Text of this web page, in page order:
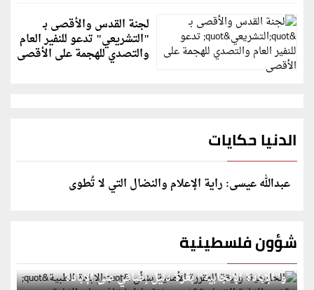
لجنة القدس والأقصى بـ
"التشريعي" تدعو للنفير العام
والتصدي للهجمة على الأقصى
الدنيا حكايات
عبدالله عيسى: راية الإعلام والنضال التي لا تُطوى
شؤون فلسطينية
الخارجية: وثيقة المقررة الأممية بشأن "الإبادة الطبية"
و"الإبادة الإنجابية" بغزة دليل إضافي على الإبادة